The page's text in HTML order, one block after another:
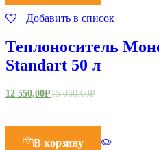
Добавить в список
Теплоноситель
Standart 50 л
12 550,00Р15 060,00Р
В корзину